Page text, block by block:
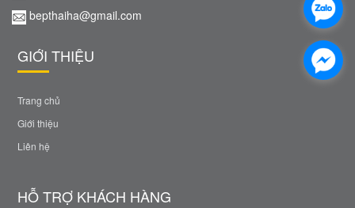
bepthaiha@gmail.com
GIỚI THIỆU
Trang chủ
Giới thiệu
Liên hệ
HỖ TRỢ KHÁCH HÀNG